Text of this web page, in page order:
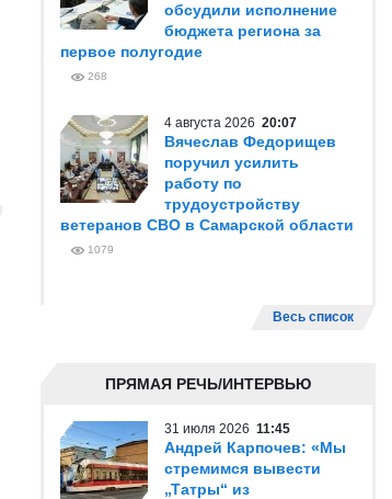
обсудили исполнение
бюджета региона за
первое полугодие
268
4 августа 2026 20:07
Вячеслав Федорищев
поручил усилить
работу по
трудоустройству
ветеранов СВО в Самарской области
1079
Весь список
ПРЯМАЯ РЕЧЬ/ИНТЕРВЬЮ
31 июля 2026 11:45
Андрей Карпочев: «Мы
стремимся вывести
„Татры“ из